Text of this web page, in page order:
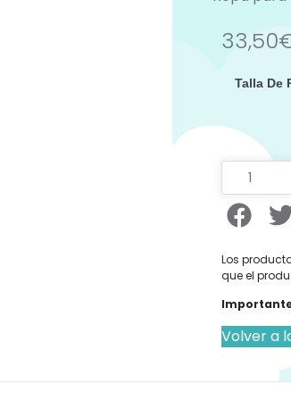
33,50
Talla De
Los
que el
Volver a